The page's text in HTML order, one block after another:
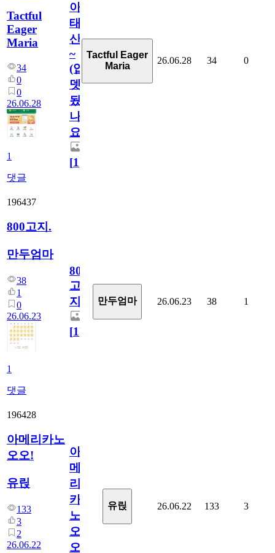
Tactful
Eager
Maria
34
0
0
26.06.28
1
댓글
아
태
산
~
(업
뎃
됬
나
요)
[1]
Tactful Eager
Maria
26.06.28 34 0
196437
800고지.
만두엄마
38
1
0
26.06.23
1
댓글
800
고
지.
[1]
만두엄마 26.06.23 38 1
196428
아메리카노
오오!
유릱
133
3
2
26.06.22
아
메
리
카
노
오
오!
유릱 26.06.22 133 3